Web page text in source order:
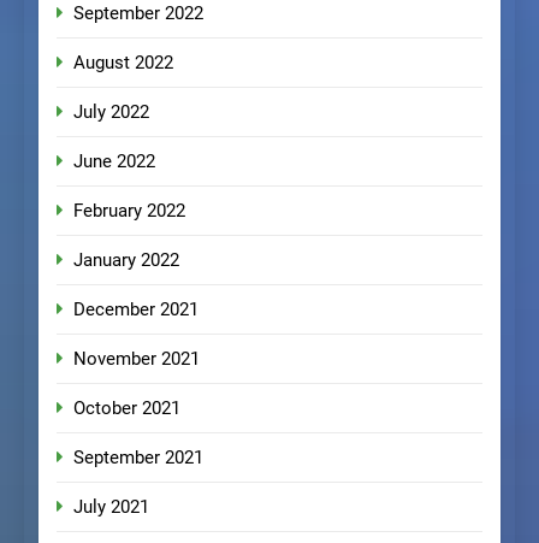
September 2022
August 2022
July 2022
June 2022
February 2022
January 2022
December 2021
November 2021
October 2021
September 2021
July 2021